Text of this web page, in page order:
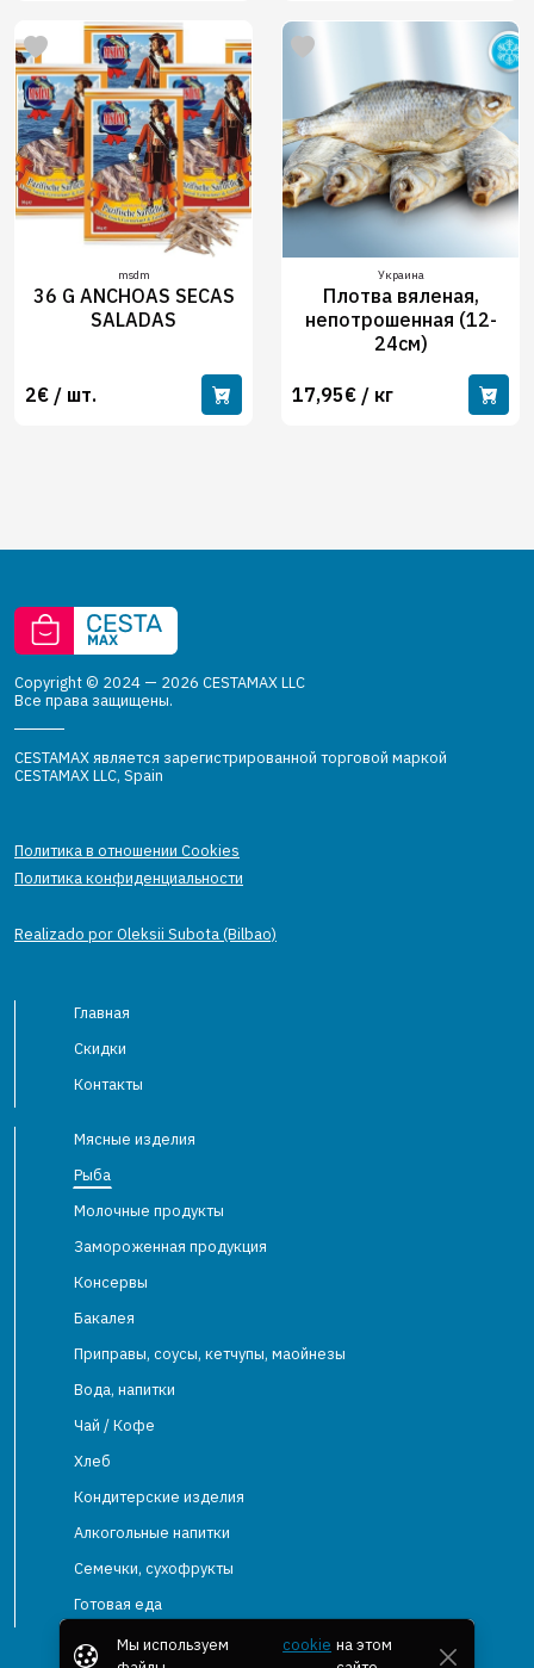
Мы используем
cookie на этом
msdm
36 G ANCHOAS SECAS
SALADAS
2€ / шт.
Украина
Плотва вяленая,
непотрошенная (12-
24см)
17,95€ / кг
Copyright © 2024 — 2026 CESTAMAX LLC
Все права защищены.
CESTAMAX является зарегистрированной торговой маркой
CESTAMAX LLC, Spain
Политика в отношении Cookies
Политика конфиденциальности
Realizado por Oleksii Subota (Bilbao)
Главная
Скидки
Контакты
Мясные изделия
Рыба
Молочные продукты
Замороженная продукция
Консервы
Бакалея
Приправы, соусы, кетчупы, маойнезы
Вода, напитки
Чай / Кофе
Хлеб
Кондитерские изделия
Алкогольные напитки
Семечки, сухофрукты
Готовая еда